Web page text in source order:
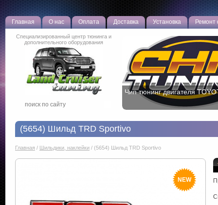
Главная О нас Оплата Доставка Установка Ремонт
Специализированный центр тюнинга и
дополнительного оборудования
Чип тюнинг двигателя
(5654) Шильд TRD Sportivo
Главная / Шильдики, наклейки / (5654) Шильд TRD Sportivo
NEW